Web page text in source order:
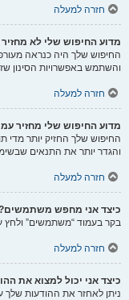
חזרה למעלה
מדוע החיפוש שלי לא
החיפוש שלך היה כנראה
והשתמש באפשרויות הסינון
חזרה למעלה
מדוע החיפוש שלי מחזיר
החיפוש שלך החזיק יותר
והגדר יותר את התנאים
חזרה למעלה
כיצד אני מחפש
בקר בעמוד “משתמשים”
חזרה למעלה
כיצד אני יכול למצוא את
ניתן לאחזר את ההודעות שלך